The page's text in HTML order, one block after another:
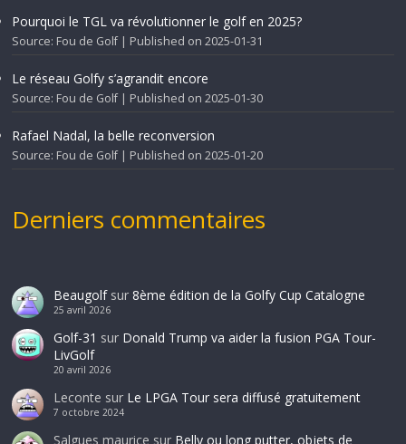
Pourquoi le TGL va révolutionner le golf en 2025?
Source: Fou de Golf Published on 2025-01-31
Le réseau Golfy s’agrandit encore
Source: Fou de Golf Published on 2025-01-30
Rafael Nadal, la belle reconversion
Source: Fou de Golf Published on 2025-01-20
Derniers commentaires
Beaugolfsur 8ème édition de la Golfy Cup Catalogne
25 avril 2026
Golf-31 sur Donald Trump va aider la fusion PGA Tour-
LivGolf
20 avril 2026
Leconte sur Le LPGA Tour sera diffusé gratuitement
7 octobre 2024
Salgues maurice sur Belly ou long putter, objets de